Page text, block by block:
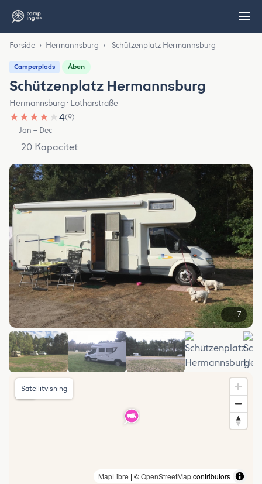
Forside › Hermannsburg › Schützenplatz Hermannsburg
Camperplads Åben
Schützenplatz Hermannsburg
Hermannsburg · Lotharstraße
★ ★ ★ ★ ★4(9)
Jan – Dec
20 Kapacitet
7
MapLibre | ©OpenStreetMapcontributors
Satellitvisning